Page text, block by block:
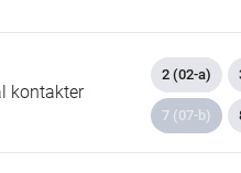
kontakter
2 (02-a)
7 (07-b)